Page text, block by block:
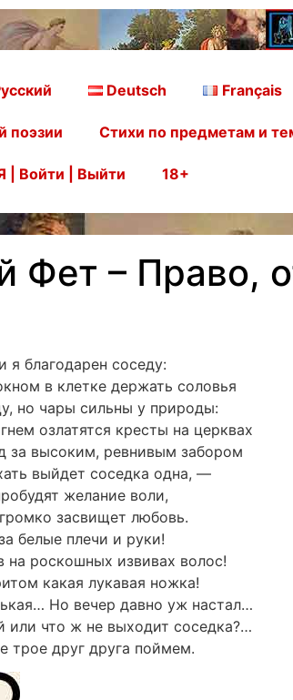
Deutsch Français
поэзии Стихи по предметам и
| Войти | Выйти 18+
Фет – Право,
благодарен соседу:
в клетке держать соловья
но чары сильны у природы:
озлатятся кресты на церквах
за высоким, ревнивым забором
выйдет соседка одна, —
желание воли,
засвищет любовь.
белые плечи и руки!
на роскошных извивах волос!
какая лукавая ножка!
Но вечер давно уж настал…
или что ж не выходит соседка?…
трое друг друга поймем.